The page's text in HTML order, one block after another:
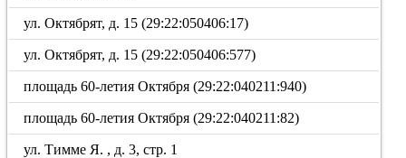
ул. Октябрят, д. 15 (29:22:050406:17)
ул. Октябрят, д. 15 (29:22:050406:577)
площадь 60-летия Октября (29:22:040211:940)
площадь 60-летия Октября (29:22:040211:82)
ул. Тимме Я. , д. 3, стр. 1